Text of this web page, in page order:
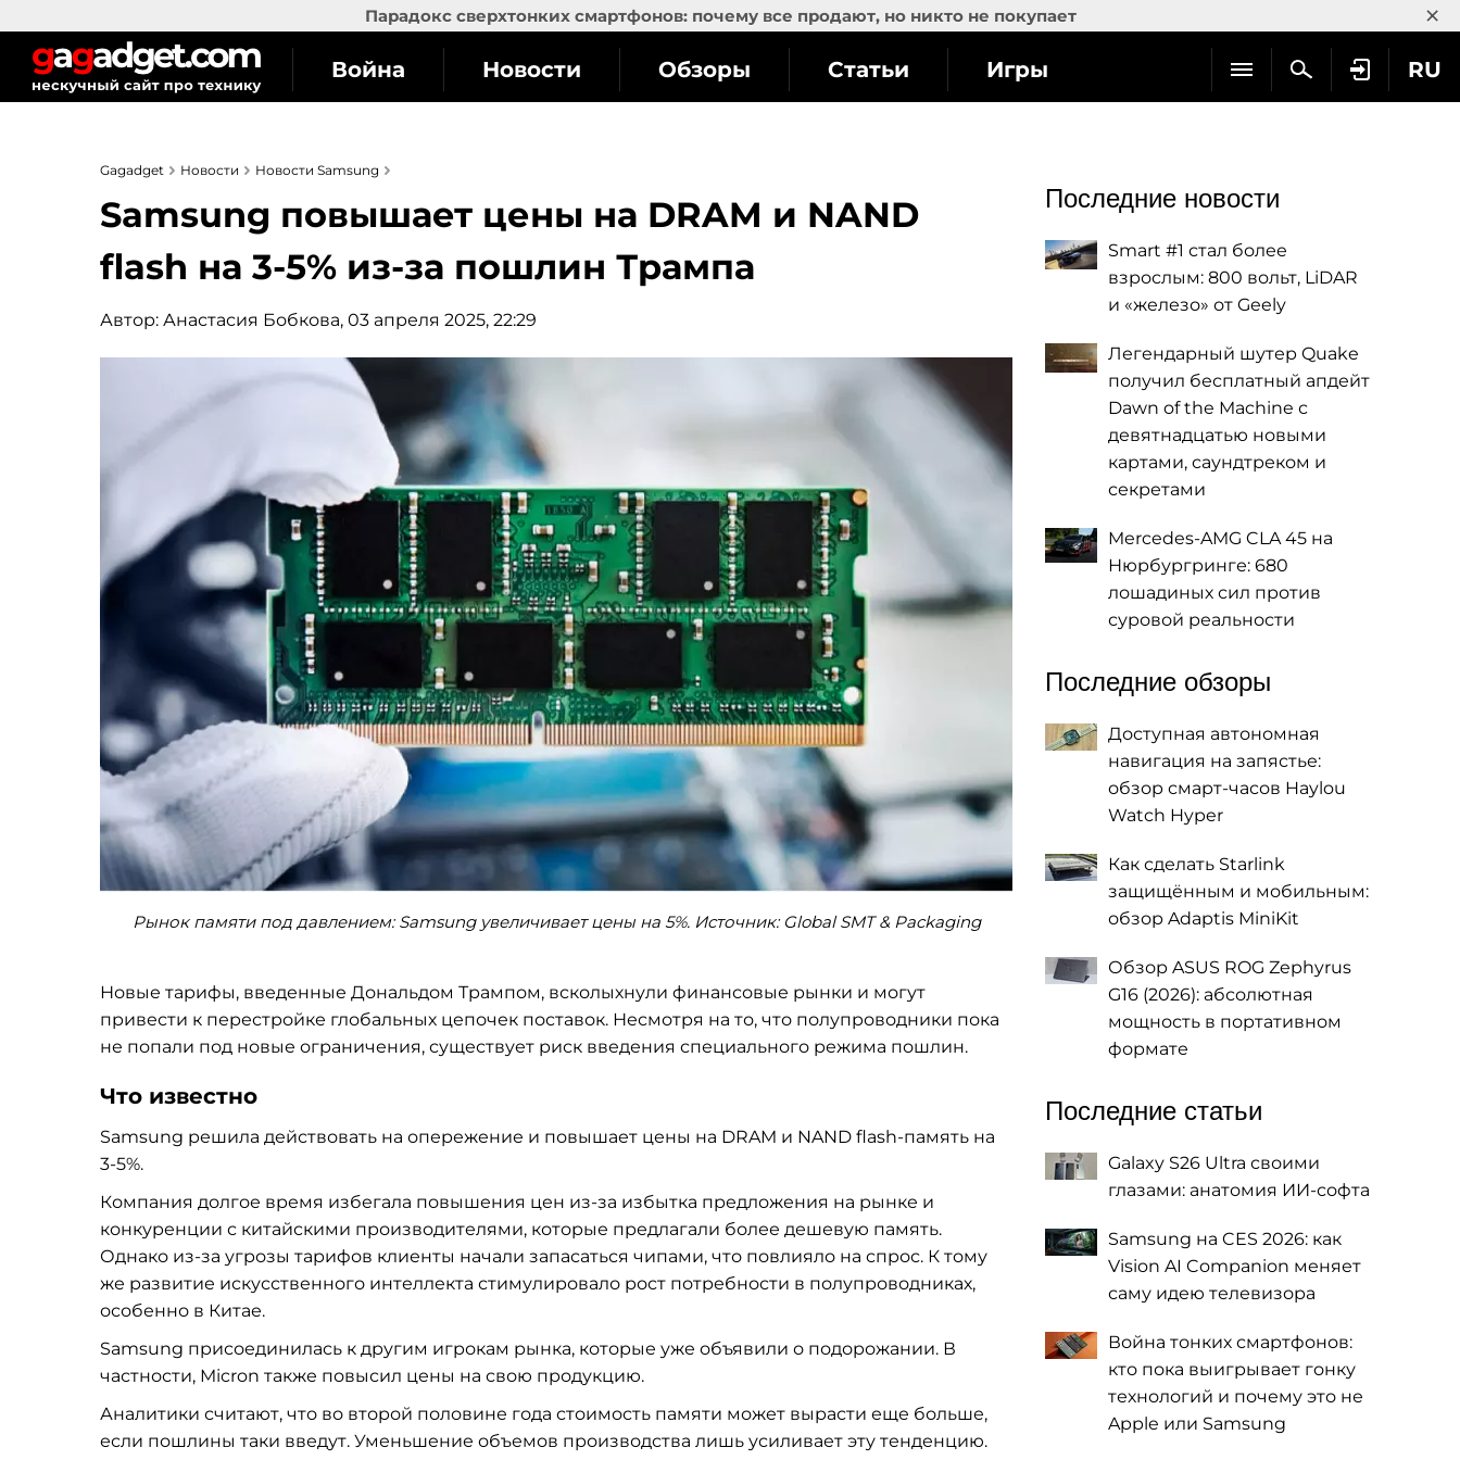
Парадокс сверхтонких смартфонов: почему все продают, но никто не покупает ×
RU
Война Новости Обзоры Статьи Игры
Gagadget Новости Новости Samsung
Samsung повышает цены на DRAM и NAND
flash на 3-5% из-за пошлин Трампа
Автор: Анастасия Бобкова, 03 апреля 2025, 22:29
Рынок памяти под давлением: Samsung увеличивает цены на 5%. Источник: Global SMT & Packaging
Новые тарифы, введенные Дональдом Трампом, всколыхнули финансовые рынки и могут
привести к перестройке глобальных цепочек поставок. Несмотря на то, что полупроводники пока
не попали под новые ограничения, существует риск введения специального режима пошлин.
Что известно
Samsung решила действовать на опережение и повышает цены на DRAM и NAND flash-память на
3-5%.
Компания долгое время избегала повышения цен из-за избытка предложения на рынке и
конкуренции с китайскими производителями, которые предлагали более дешевую память.
Однако из-за угрозы тарифов клиенты начали запасаться чипами, что повлияло на спрос. К тому
же развитие искусственного интеллекта стимулировало рост потребности в полупроводниках,
особенно в Китае.
Samsung присоединилась к другим игрокам рынка, которые уже объявили о подорожании. В
частности, Micron также повысил цены на свою продукцию.
Аналитики считают, что во второй половине года стоимость памяти может вырасти еще больше,
если пошлины таки введут. Уменьшение объемов производства лишь усиливает эту тенденцию.
Последние новости
Smart #1 стал более
взрослым: 800 вольт, LiDAR
и «железо» от Geely
Легендарный шутер Quake
получил бесплатный апдейт
Dawn of the Machine с
девятнадцатью новыми
картами, саундтреком и
секретами
Mercedes-AMG CLA 45 на
Нюрбургринге: 680
лошадиных сил против
суровой реальности
Последние обзоры
Доступная автономная
навигация на запястье:
обзор смарт-часов Haylou
Watch Hyper
Как сделать Starlink
защищённым и мобильным:
обзор Adaptis MiniKit
Обзор ASUS ROG Zephyrus
G16 (2026): абсолютная
мощность в портативном
формате
Последние статьи
Galaxy S26 Ultra своими
глазами: анатомия ИИ-софта
Samsung на CES 2026: как
Vision AI Companion меняет
саму идею телевизора
Война тонких смартфонов:
кто пока выигрывает гонку
технологий и почему это не
Apple или Samsung